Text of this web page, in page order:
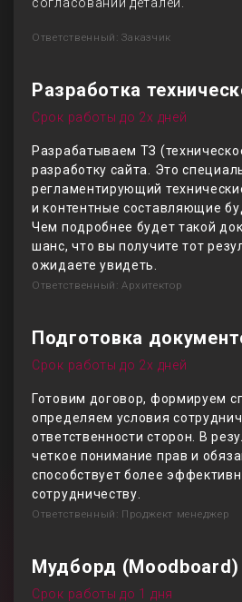
Ответственный: Заказчик
Разработка
Срок работы до 2х дней
Разрабатываем ТЗ
разработку сайта. Это
регламентирующий
и контентные составляющие
Чем подробнее будет такой
шанс, что вы получите тот
ожидаете увидеть.
Ответственный: Архитектор
Подготовка
Срок работы до 2х дней
Готовим договор, формируем
определяем условия
ответственности сторон. В
четкое понимание прав и
способствует более
сотрудничеству.
Ответственный: Проджект менеджер
Мудборд (Moodboard)
Срок работы до 1 дня